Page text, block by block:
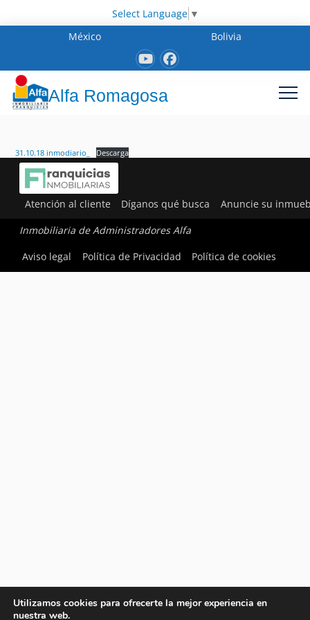
Select Language ▼
México
Bolivia
Alfa Romagosa
31.10.18 inmodiario_ Descarga
Atención al cliente Díganos qué busca Anuncie su
Inmobiliaria de Administradores Alfa
Aviso legal
Política de Privacidad Política de cookies
Utilizamos cookies para ofrecerte la mejor experiencia en
nuestra web.